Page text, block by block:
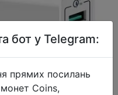
бот у Telegram:
прямих посилань
Coins,